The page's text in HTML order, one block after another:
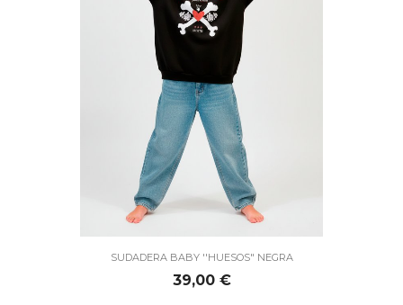
SUDADERA BABY ''HUESOS" NEGRA
Precio
39,00 €